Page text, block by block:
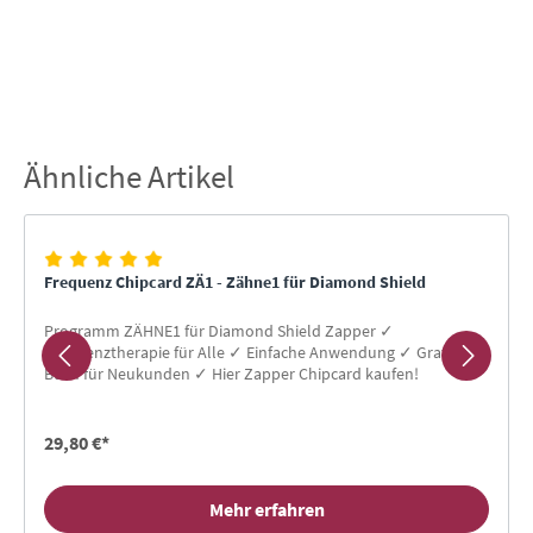
Produktgalerie überspringen
Ähnliche Artikel
Frequenz Chipcard ZÄ1 - Zähne1 für Diamond Shield
Programm ZÄHNE1 für Diamond Shield Zapper ✓
Frequenztherapie für Alle ✓ Einfache Anwendung ✓ Gratis-
Buch für Neukunden ✓ Hier Zapper Chipcard kaufen!
29,80 €*
Mehr erfahren